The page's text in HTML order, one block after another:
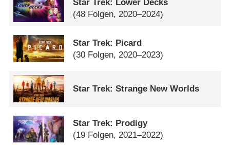
Star Trek: Lower Decks
(48 Folgen, 2020–2024)
Star Trek: Picard
(30 Folgen, 2020–2023)
Star Trek: Strange New Worlds
Star Trek: Prodigy
(19 Folgen, 2021–2022)